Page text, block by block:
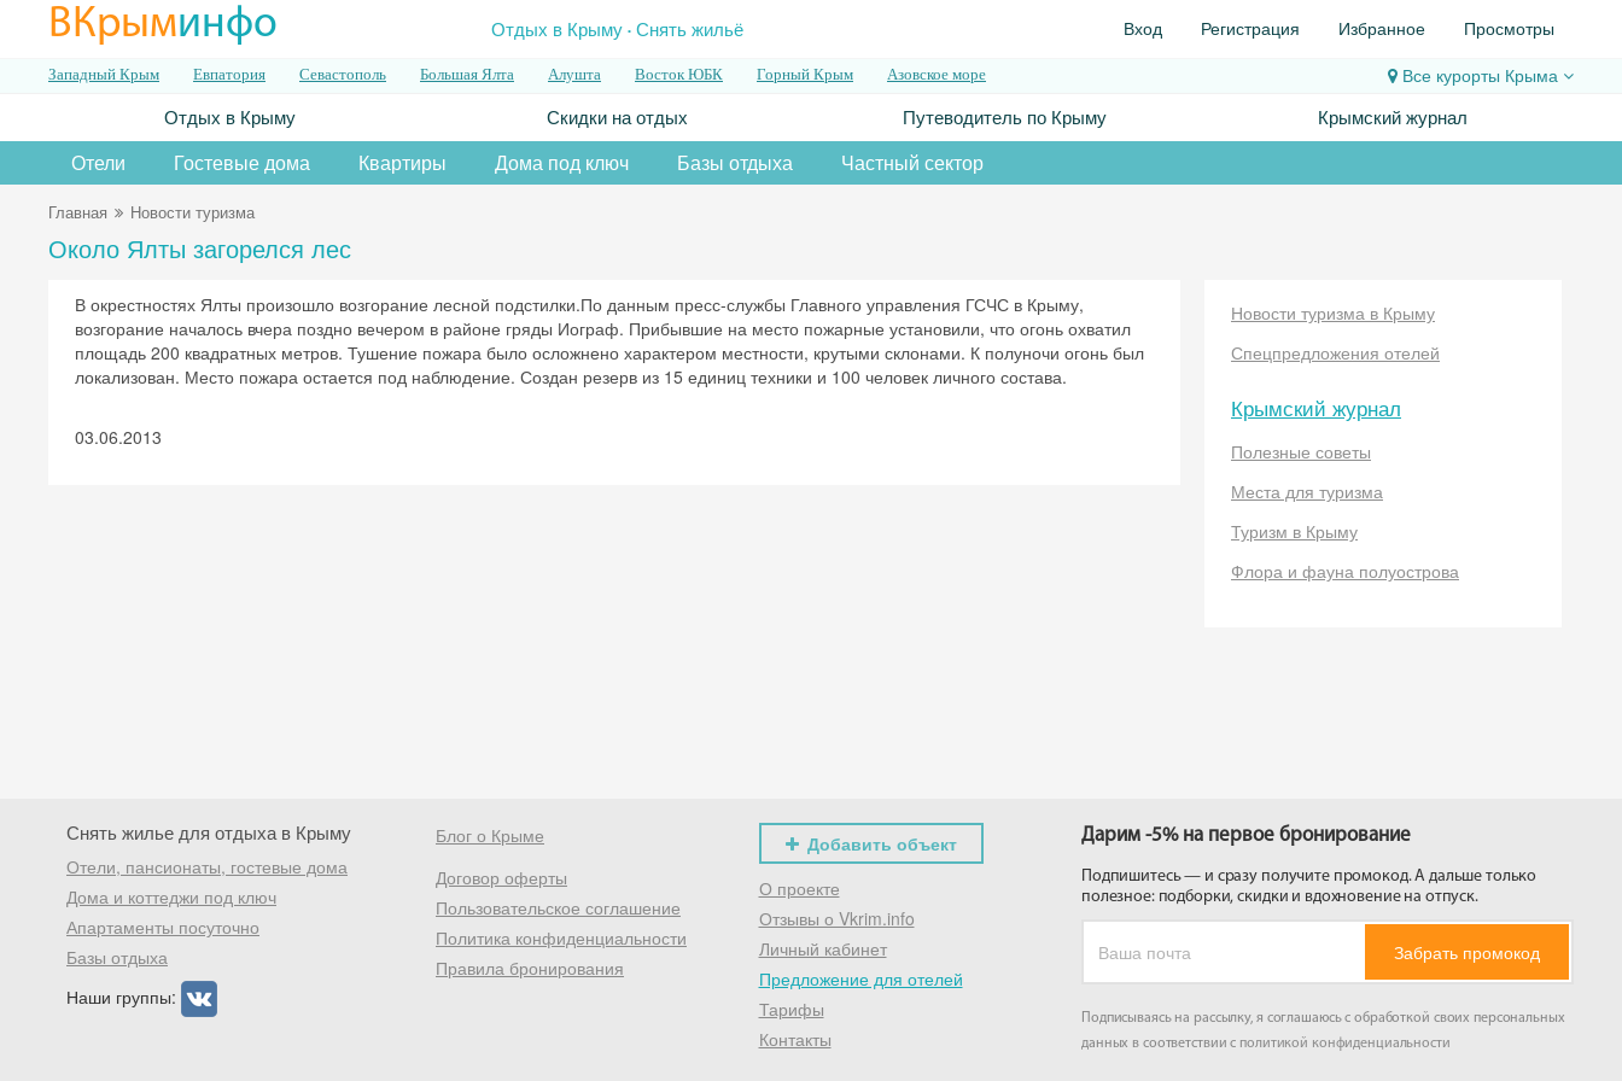
ВКрыминфо Отдых в Крыму.Снять жильё Вход Регистрация Избранное Просмотры
Западный Крым Евпатория Севастополь Большая Ялта Алушта Восток ЮБК Горный Крым Азовское море Все курорты Крыма
Отдых в Крыму Скидки на отдых Путеводитель по Крыму Крымский журнал
Отели Гостевые дома Квартиры Дома под ключ Базы отдыха Частный сектор
Главная Новости туризма
Около Ялты загорелся лес
В окрестностях Ялты произошло возгорание лесной подстилки.По данным пресс-службы Главного управления ГСЧС в Крыму,
возгорание началось вчера поздно вечером в районе гряды Иограф. Прибывшие на место пожарные установили, что огонь охватил
площадь 200 квадратных метров. Тушение пожара было осложнено характером местности, крутыми склонами. К полуночи огонь был
локализован. Место пожара остается под наблюдение. Создан резерв из 15 единиц техники и 100 человек личного состава.
03.06.2013
Новости туризма в Крыму
Спецпредложения отелей
Крымский журнал
Полезные советы
Места для туризма
Туризм в Крыму
Флора и фауна полуострова
Снять жилье для отдыха в Крыму
Отели, пансионаты, гостевые дома
Дома и коттеджи под ключ
Апартаменты посуточно
Базы отдыха
Наши группы:
Блог о Крыме
Договор оферты
Пользовательское соглашение
Политика конфиденциальности
Правила бронирования
Добавить объект
О проекте
Отзывы о Vkrim.info
Личный кабинет
Предложение для отелей
Тарифы
Контакты
Дарим -5% на первое бронирование
Подпишитесь — и сразу получите промокод. А дальше только
полезное: подборки, скидки и вдохновение на отпуск.
Забрать промокод
Подписываясь на рассылку, я соглашаюсь с обработкой своих персональных
данных в соответствии с политикой конфиденциальности